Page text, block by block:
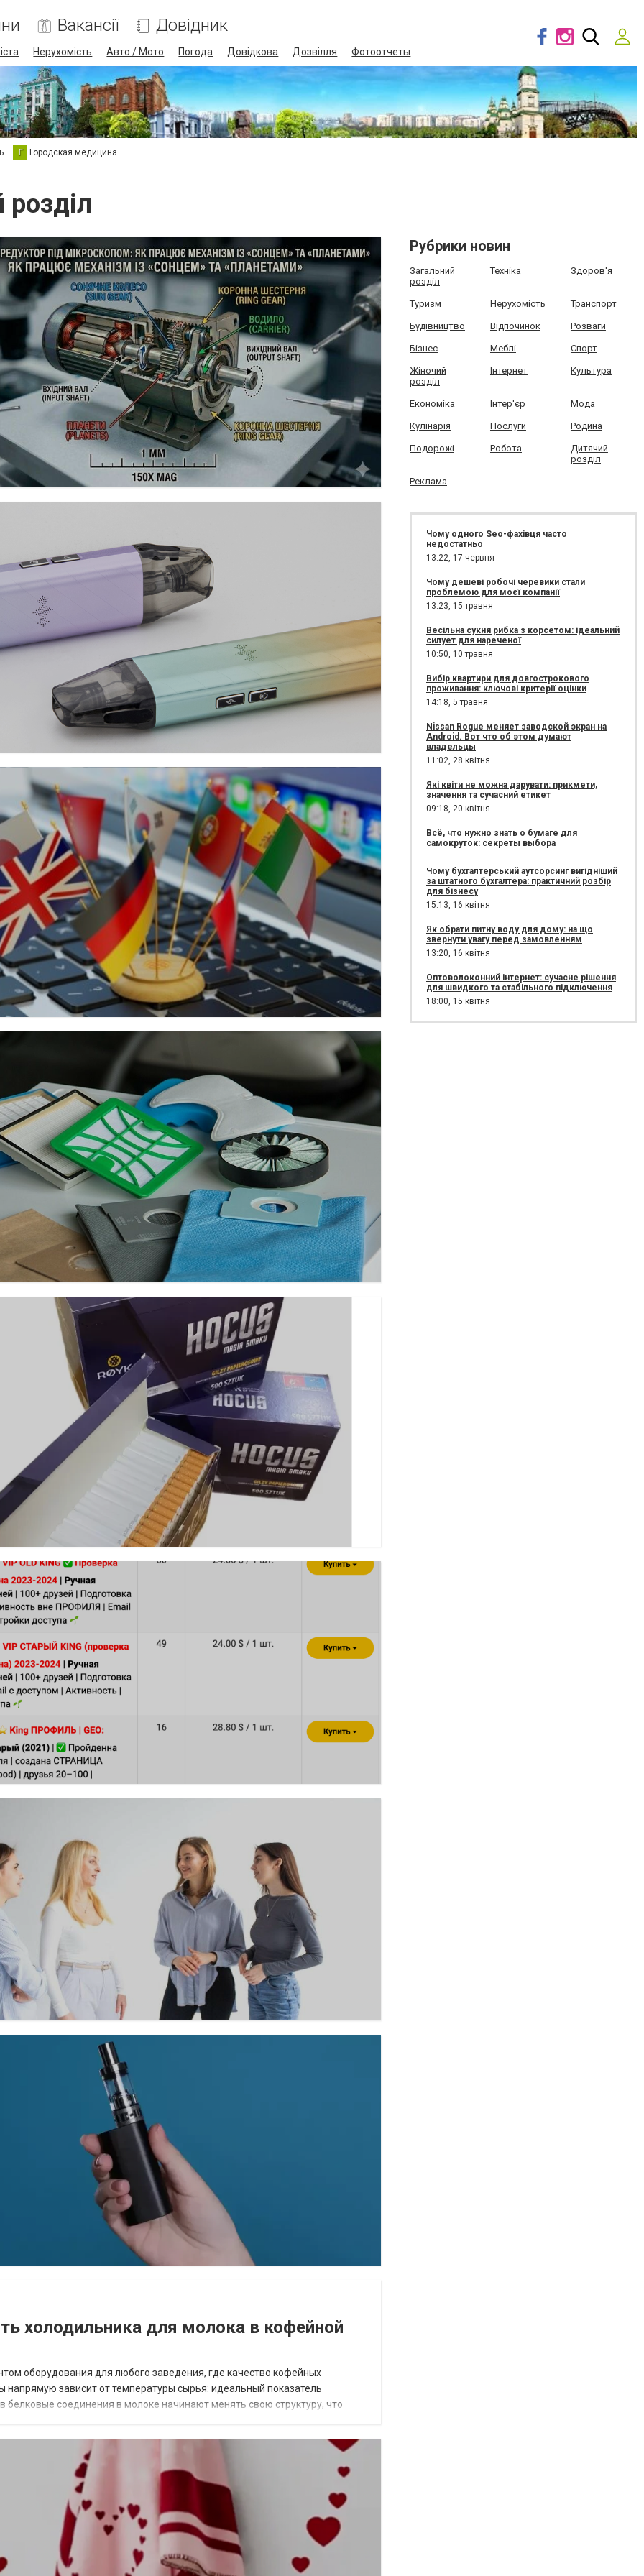
Вакансії Довідник
Нерухомість Авто / Мото Погода Довідкова Дозвілля Фотоотчеты
Г Городская медицина
розділ
холодильника для молока в кофейной
оборудования для любого заведения, где качество кофейных
зависит от температуры сырья: идеальный показатель
белковые соединения в молоке начинают менять свою структуру, что
Рубрики новин
Загальний
розділ
Техніка Здоров'я
Туризм Нерухомість Транспорт
Будівництво Відпочинок Розваги
Бізнес Меблі Спорт
Жіночий
розділ
Інтернет Культура
Економіка Інтер'єр Мода
Кулінарія Послуги Родина
Подорожі Робота
Дитячий
розділ
Реклама
Чому одного Seo-фахівця часто
недостатньо
13:22, 17 червня
Чому дешеві робочі черевики стали
проблемою для моєї компанії
13:23, 15 травня
Весільна сукня рибка з корсетом: ідеальний
силует для нареченої
10:50, 10 травня
Вибір квартири для довгострокового
проживання: ключові критерії оцінки
14:18, 5 травня
Nissan Rogue меняет заводской экран на
Android. Вот что об этом думают
владельцы
11:02, 28 квітня
Які квіти не можна дарувати: прикмети,
значення та сучасний етикет
09:18, 20 квітня
Всё, что нужно знать о бумаге для
самокруток: секреты выбора
Чому бухгалтерський аутсорсинг вигідніший
за штатного бухгалтера: практичний розбір
для бізнесу
15:13, 16 квітня
Як обрати питну воду для дому: на що
звернути увагу перед замовленням
13:20, 16 квітня
Оптоволоконний інтернет: сучасне рішення
для швидкого та стабільного підключення
18:00, 15 квітня